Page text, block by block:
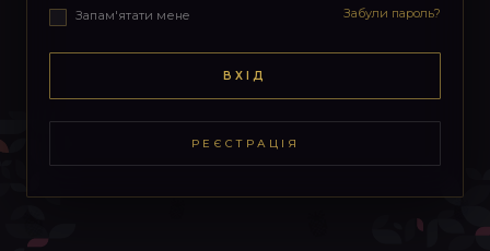
Запам'ятати мене Забули пароль?
ВХІД
РЕЄСТРАЦІЯ